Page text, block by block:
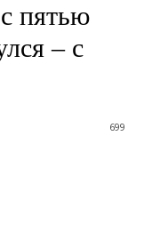
пятью
– с
699